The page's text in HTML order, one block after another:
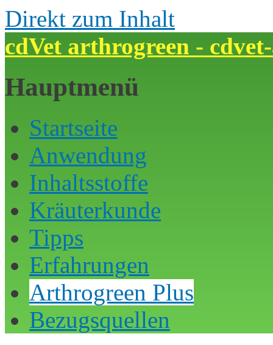
Direkt zum Inhalt
cdVet arthrogreen -
Hauptmenü
Startseite
Anwendung
Inhaltsstoffe
Kräuterkunde
Tipps
Erfahrungen
Arthrogreen Plus
Bezugsquellen